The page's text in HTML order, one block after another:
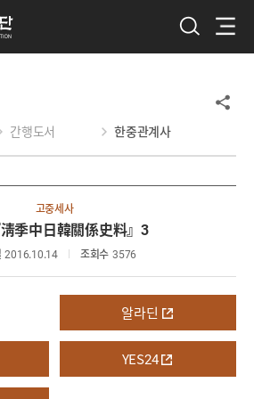
간행도서 한중관계사
고중세사
季中日韓關係史料』3
2016.10.14 조회수 3576
알라딘
YES24